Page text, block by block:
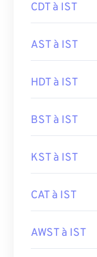
CDT à IST
AST à IST
HDT à IST
BST à IST
KST à IST
CAT à IST
AWST à IST